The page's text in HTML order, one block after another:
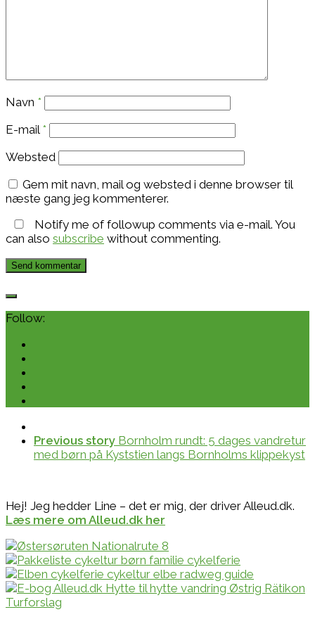
Navn *
E-mail *
Websted
Gem mit navn, mail og websted i denne browser til
næste gang jeg kommenterer.
Notify me of followup comments via e-mail. You
can also subscribe without commenting.
Follow:
Previous story Bornholm rundt: 5 dages vandretur
med børn på Kyststien langs Bornholms klippekyst
Hej! Jeg hedder Line – det er mig, der driver Alleud.dk.
Læs mere om Alleud.dk her